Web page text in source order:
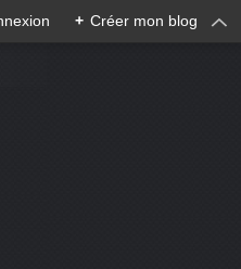
+ Créer mon blog